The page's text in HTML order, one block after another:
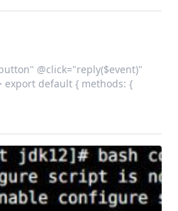
@click="reply($event)"
export default { methods: {